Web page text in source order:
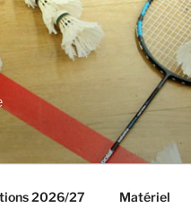
2026/27 Matériel